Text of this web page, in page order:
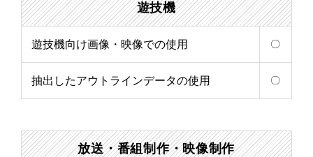
遊技機
遊技機向け画像・映像での使用 〇
抽出したアウトラインデータの使用 〇
放送・番組制作・映像制作